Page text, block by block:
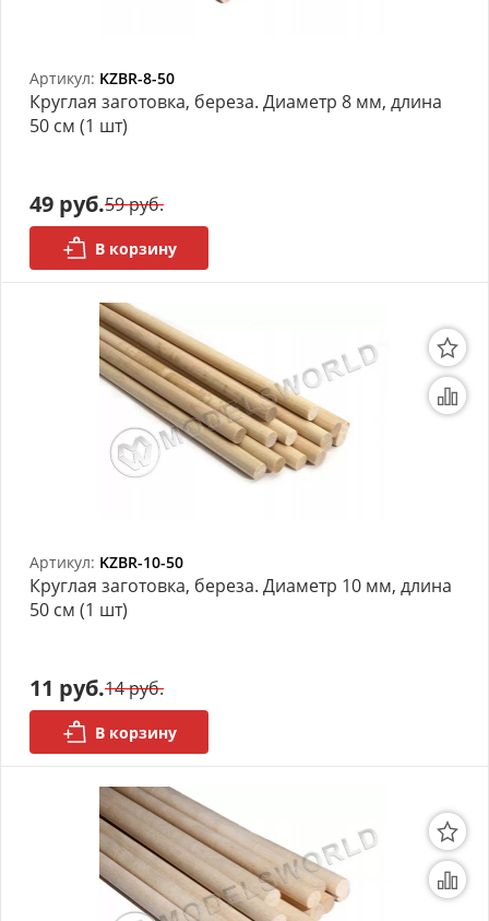
Артикул: KZBR-8-50
Круглая заготовка, береза. Диаметр 8 мм, длина
50 см (1 шт)
49 руб.59 руб.
В корзину
Артикул: KZBR-10-50
Круглая заготовка, береза. Диаметр 10 мм, длина
50 см (1 шт)
11 руб.14 руб.
В корзину